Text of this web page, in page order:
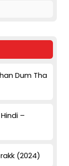
Dum Tha
–
(2024)